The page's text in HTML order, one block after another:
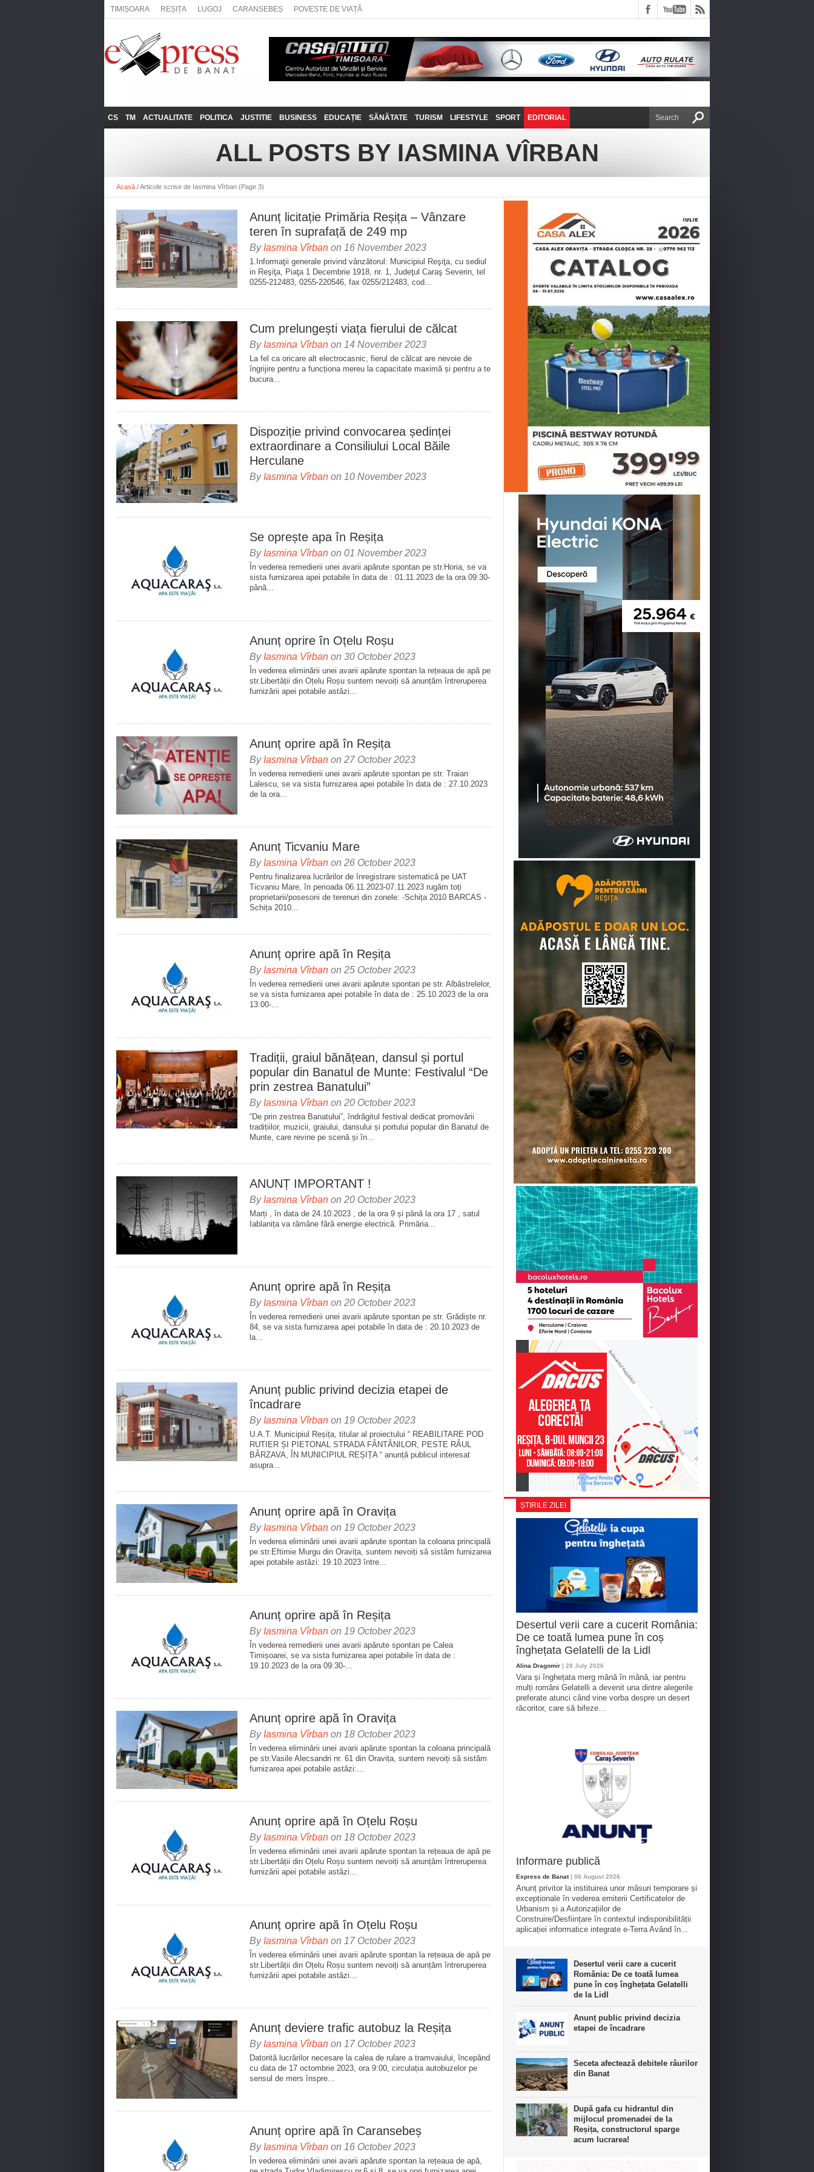
TIMIȘOARA REȘIȚA LUGOJ CARANSEBEȘ POVESTE DE VIAȚĂ
CS
ANINA
BOCŞA
MOLDOVA NOUĂ
ORAVIȚA
OȚELU ROŞU
TM ACTUALITATE
SOCIAL
POLITICA
EXPRESSLIVE
INTERVIURILE
JUSTITIE BUSINESS
JOB-URI
TEHNIT
EDUCAȚIE SĂNĂTATE TURISM
PRIN MUNȚII
BANATULUI
LIFESTYLE
POVESTE DE VIAȚĂ
SPORT EDITORIAL
DE VICTOR NAFIRU
ALL POSTS BY IASMINA VÎRBAN
Acasă /Articole scrise de Iasmina Vîrban (Page 3)
Anunț licitație Primăria Reșița – Vânzare
teren în suprafață de 249 mp
By Iasmina Vîrban on 16 November 2023
1.Informaţii generale privind vânzătorul: Municipiul Reşiţa, cu sediul
in Reşiţa, Piaţa 1 Decembrie 1918, nr. 1, Judeţul Caraş Severin, tel
0255-212483, 0255-220546, fax 0255/212483, cod...
Cum prelungești viața fierului de călcat
By Iasmina Vîrban on 14 November 2023
La fel ca oricare alt electrocasnic, fierul de călcat are nevoie de
îngrijire pentru a funcționa mereu la capacitate maximă și pentru a te
bucura...
Dispoziție privind convocarea ședinței
extraordinare a Consiliului Local Băile
Herculane
By Iasmina Vîrban on 10 November 2023
Se oprește apa în Reșița
By Iasmina Vîrban on 01 November 2023
În vederea remedierii unei avarii apărute spontan pe str.Horia, se va
sista furnizarea apei potabile în data de : 01.11.2023 de la ora 09:30-
până...
Anunț oprire în Oțelu Roșu
By Iasmina Vîrban on 30 October 2023
În vederea eliminării unei avarii apărute spontan la rețeaua de apă pe
str.Libertății din Oțelu Roșu suntem nevoiți să anunțăm întreruperea
furnizării apei potabile astăzi...
Anunț oprire apă în Reșița
By Iasmina Vîrban on 27 October 2023
În vederea remedierii unei avarii apărute spontan pe str. Traian
Lalescu, se va sista furnizarea apei potabile în data de : 27.10.2023
de la ora...
Anunț Ticvaniu Mare
By Iasmina Vîrban on 26 October 2023
Pentru finalizarea lucrărilor de înregistrare sistematică pe UAT
Ticvaniu Mare, în perioada 06.11.2023-07.11.2023 rugăm toți
proprietarii/posesorii de terenuri din zonele: -Schița 2010 BARCAS -
Schița 2010...
Anunț oprire apă în Reșița
By Iasmina Vîrban on 25 October 2023
În vederea remedierii unei avarii apărute spontan pe str. Albăstrelelor,
se va sista furnizarea apei potabile în data de : 25.10.2023 de la ora
13:00-...
Tradiții, graiul bănățean, dansul și portul
popular din Banatul de Munte: Festivalul “De
prin zestrea Banatului”
By Iasmina Vîrban on 20 October 2023
“De prin zestrea Banatului”, îndrăgitul festival dedicat promovării
tradițiilor, muzicii, graiului, dansului și portului popular din Banatul de
Munte, care revine pe scenă și în...
ANUNȚ IMPORTANT !
By Iasmina Vîrban on 20 October 2023
Marți , în data de 24.10.2023 , de la ora 9 și până la ora 17 , satul
Iablanița va rămâne fără energie electrică. Primăria...
Anunț oprire apă în Reșița
By Iasmina Vîrban on 20 October 2023
În vederea remedierii unei avarii apărute spontan pe str. Grădiște nr.
84, se va sista furnizarea apei potabile în data de : 20.10.2023 de
la...
Anunț public privind decizia etapei de
încadrare
By Iasmina Vîrban on 19 October 2023
U.A.T. Municipiul Reșița, titular al proiectului “ REABILITARE POD
RUTIER ȘI PIETONAL STRADA FÂNTÂNILOR, PESTE RÂUL
BÂRZAVA, ÎN MUNICIPIUL REȘIȚA “ anunță publicul interesat
asupra...
Anunț oprire apă în Oravița
By Iasmina Vîrban on 19 October 2023
În vederea eliminării unei avarii apărute spontan la coloana principală
pe str.Eftimie Murgu din Oravița, suntem nevoiți să sistăm furnizarea
apei potabile astăzi: 19.10.2023 între...
Anunț oprire apă în Reșița
By Iasmina Vîrban on 19 October 2023
În vederea remedierii unei avarii apărute spontan pe Calea
Timișoarei, se va sista furnizarea apei potabile în data de :
19.10.2023 de la ora 09:30-...
Anunț oprire apă în Oravița
By Iasmina Vîrban on 18 October 2023
În vederea eliminării unei avarii apărute spontan la coloana principală
pe str.Vasile Alecsandri nr. 61 din Oravița, suntem nevoiți să sistăm
furnizarea apei potabile astăzi:...
Anunț oprire apă în Oțelu Roșu
By Iasmina Vîrban on 18 October 2023
În vederea eliminării unei avarii apărute spontan la rețeaua de apă pe
str.Libertății din Oțelu Roșu suntem nevoiți să anunțăm întreruperea
furnizării apei potabile astăzi...
Anunț oprire apă în Oțelu Roșu
By Iasmina Vîrban on 17 October 2023
În vederea eliminării unei avarii apărute spontan la rețeaua de apă pe
str.Libertății din Oțelu Roșu suntem nevoiți să anunțăm întreruperea
furnizării apei potabile astăzi...
Anunț deviere trafic autobuz la Reșița
By Iasmina Vîrban on 17 October 2023
Datorită lucrărilor necesare la calea de rulare a tramvaiului, începând
cu data de 17 octombrie 2023, ora 9:00, circulația autobuzelor pe
sensul de mers înspre...
Anunț oprire apă în Caransebeș
By Iasmina Vîrban on 16 October 2023
În vederea eliminării unei avarii apărute spontan la rețeaua de apă,
ȘTIRILE ZILEI
Desertul verii care a cucerit România:
De ce toată lumea pune în coș
înghețata Gelatelli de la Lidl
Alina Dragomir | 28 July 2026
Vara și înghețata merg mână în mână, iar pentru
mulți români Gelatelli a devenit una dintre alegerile
preferate atunci când vine vorba despre un desert
răcoritor, care să bifeze...
Informare publică
Express de Banat| 06 August 2026
Anunț privitor la instituirea unor măsuri temporare și
excepționale în vederea emiterii Certificatelor de
Urbanism și a Autorizațiilor de
Construire/Desființare în contextul indisponibilității
aplicației informatice integrate e-Terra Având în...
Desertul verii care a cucerit
România: De ce toată lumea
pune în coș înghețata Gelatelli
de la Lidl
Anunț public privind decizia
etapei de încadrare
Seceta afectează debitele râurilor
din Banat
După gafa cu hidrantul din
mijlocul promenadei de la
Reșița, constructorul sparge
acum lucrarea!